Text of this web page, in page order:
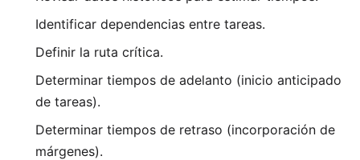
Identificar dependencias entre tareas.
Definir la ruta crítica.
Determinar tiempos de adelanto (inicio anticipado
de tareas).
Determinar tiempos de retraso (incorporación de
márgenes).